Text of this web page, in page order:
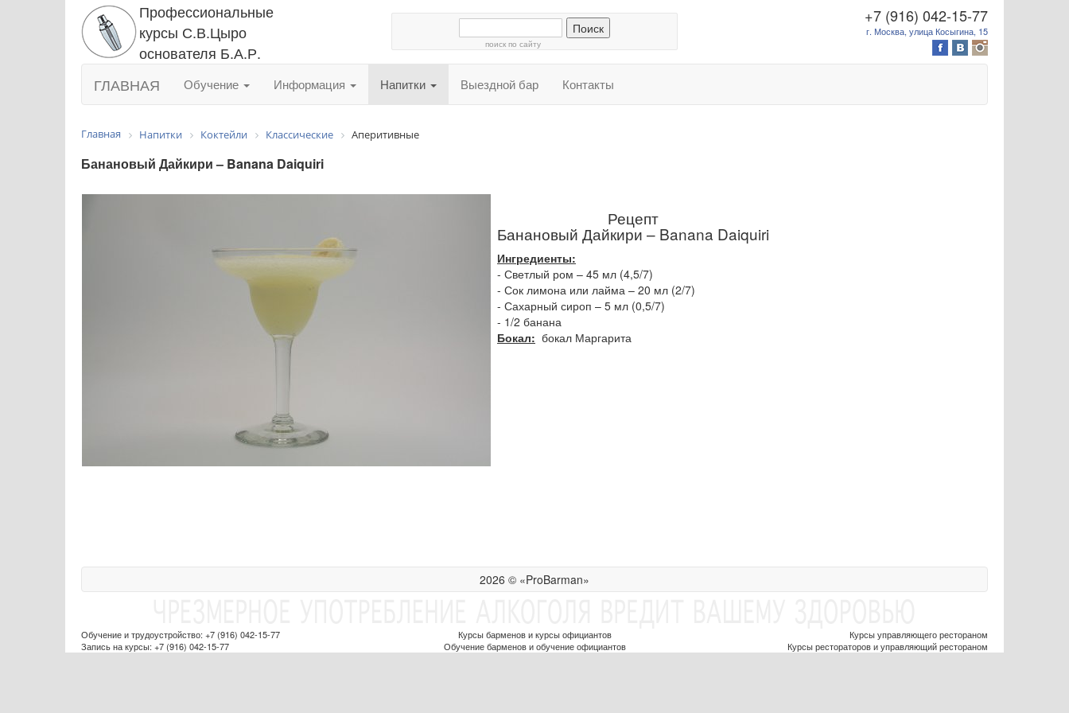
Профессиональные
курсы С.В.Цыро
основателя Б.А.Р.
поиск по сайту
+7 (916) 042-15-77
г. Москва, улица Косыгина, 15
ГЛАВНАЯ Обучение Информация Напитки Выездной бар Контакты
Главная Напитки Коктейли Классические Аперитивные
Банановый Дайкири – Banana Daiquiri
Рецепт
Банановый Дайкири – Banana Daiquiri
Ингредиенты:
- Светлый ром – 45 мл (4,5/7)
- Сок лимона или лайма – 20 мл (2/7)
- Сахарный сироп – 5 мл (0,5/7)
- 1/2 банана
Бокал: бокал Маргарита
2026 © «ProBarman»
Обучение и трудоустройство: +7 (916) 042-15-77
Запись на курсы: +7 (916) 042-15-77
Курсы барменов и курсы официантов
Обучение барменов и обучение официантов
Курсы управляющего рестораном
Курсы рестораторов и управляющий рестораном